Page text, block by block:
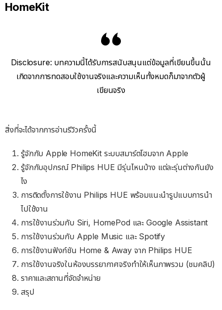
HomeKit
Disclosure: บทความนี้ได้รับการสนับสนุนแต่ข้อมูลที่เขียนขึ้นนั้น
เกิดจากการทดสอบใช้งานจริงและความเห็นทั้งหมดก็มาจากตัวผู้
เขียนจริง
สิ่งที่จะได้จากการอ่านรีวิวครั้งนี้
รู้จักกับ Apple HomeKit ระบบสมาร์ตโฮมจาก Apple
รู้จักกับอุปกรณ์ Philips HUE มีรุ่นไหนบ้าง แต่ละรุ่นต่างกันยัง
ไง
การติดตั้งการใช้งาน Philips HUE พร้อมแนะนำรูปแบบการนำ
ไปใช้งาน
การใช้งานร่วมกับ Siri, HomePod และ Google Assistant
การใช้งานร่วมกับ Apple Music และ Spotify
การใช้งานฟังก์ชัน Home & Away จาก Philips HUE
การใช้งานจริงในห้องบรรยากาศจริงทำให้เห็นภาพรวม (ชมคลิป)
ราคาและสถานที่จัดจำหน่าย
สรุป